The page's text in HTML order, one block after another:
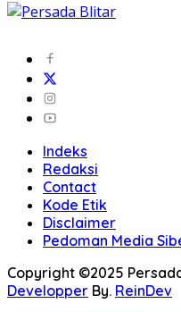
Indeks
Redaksi
Contact
Kode Etik
Disclaimer
Pedoman Media
Copyright ©2025
Developper By. ReinDev